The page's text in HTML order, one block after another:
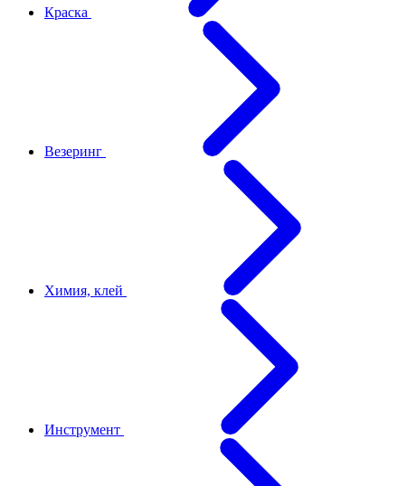
Краска
Везеринг
Химия, клей
Инструмент